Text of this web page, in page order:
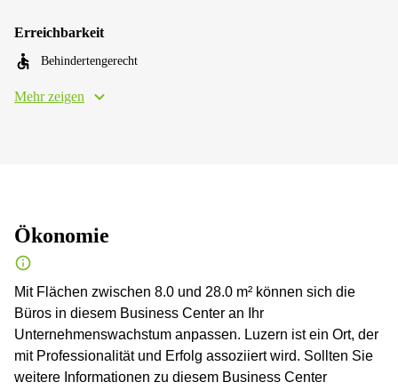
Erreichbarkeit
Behindertengerecht
Mehr zeigen
Ökonomie
Mit Flächen zwischen 8.0 und 28.0 m² können sich die
Büros in diesem Business Center an Ihr
Unternehmenswachstum anpassen. Luzern ist ein Ort, der
mit Professionalität und Erfolg assoziiert wird. Sollten Sie
weitere Informationen zu diesem Business Center